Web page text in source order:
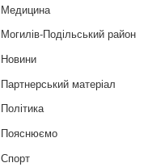
Медицина
Могилів-Подільський район
Новини
Партнерський матеріал
Політика
Пояснюємо
Спорт